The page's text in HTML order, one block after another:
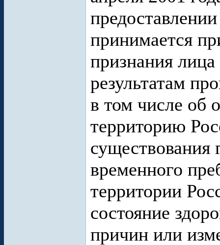
принимается
признания
результатам
в том числе об
территорию
временного
территории
состояние
причин или